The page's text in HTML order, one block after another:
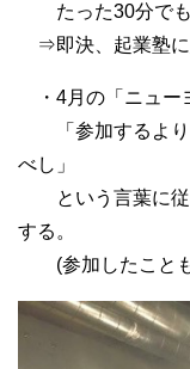
たった30分でも
⇒即決、起業塾
・4月の「ニュー
「参加するより
べし」
という言葉に従
する。
(参加したことも